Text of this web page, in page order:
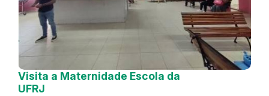
Visita a Maternidade Escola da
UFRJ